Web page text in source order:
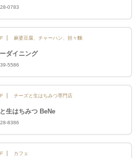
0783
麻婆豆腐、チャーハン、担々麵
ダイニング
5586
チーズと生はちみつ専門店
生はちみつ BeNe
8386
カフェ